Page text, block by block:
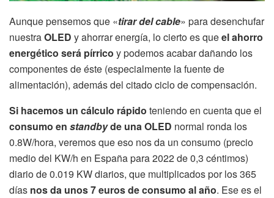
Aunque pensemos que «tirar del cable» para desenchufar
nuestraOLED y ahorrar energía, lo cierto es queel ahorro
energético será pírrico y podemos acabar dañando los
componentes de éste (especialmente la fuente de
alimentación), además del citado ciclo de compensación.
Si hacemos un cálculo rápido teniendo en cuenta que el
consumo en standbyde una OLED normal ronda los
0.8W/hora, veremos que eso nos da un consumo (precio
medio del KW/h en España para 2022 de 0,3 céntimos)
diario de 0.019 KW diarios, que multiplicados por los 365
días nos da unos 7 euros de consumo al año. Ese es el